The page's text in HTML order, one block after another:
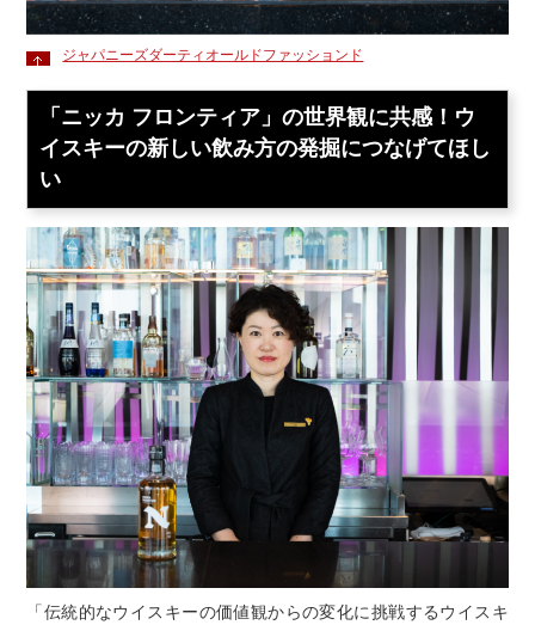
ジャパニーズダーティオールドファッションド
「ニッカ フロンティア」の世界観に共感！ウ
イスキーの新しい飲み方の発掘につなげてほし
い
「伝統的なウイスキーの価値観からの変化に挑戦するウイスキ